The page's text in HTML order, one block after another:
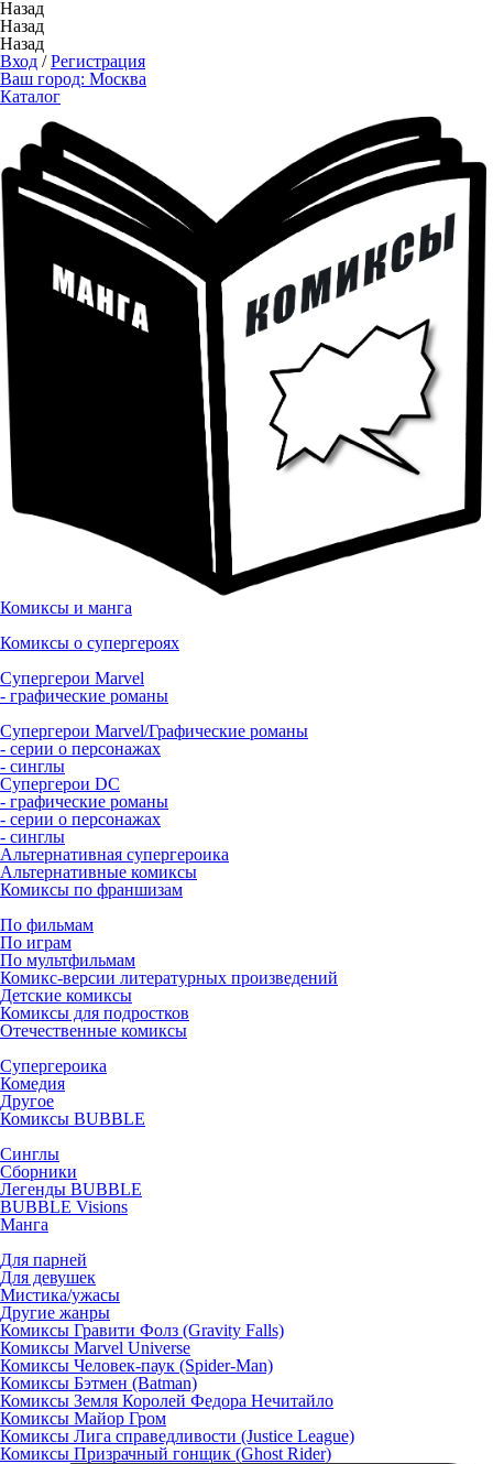
Назад
Назад
Назад
Вход /Регистрация
Ваш город: Москва
Каталог
Комиксы и манга
Комиксы о супергероях
Супергерои Marvel
- графические романы
Супергерои Marvel/Графические романы
- серии о персонажах
- синглы
Супергерои DC
- графические романы
- серии о персонажах
- синглы
Альтернативная супергероика
Альтернативные комиксы
Комиксы по франшизам
По фильмам
По играм
По мультфильмам
Комикс-версии литературных произведений
Детские комиксы
Комиксы для подростков
Отечественные комиксы
Супергероика
Комедия
Другое
Комиксы BUBBLE
Синглы
Сборники
Легенды BUBBLE
BUBBLE Visions
Манга
Для парней
Для девушек
Мистика/ужасы
Другие жанры
Комиксы Гравити Фолз (Gravity Falls)
Комиксы Marvel Universe
Комиксы Человек-паук (Spider-Man)
Комиксы Бэтмен (Batman)
Комиксы Земля Королей Федора Нечитайло
Комиксы Майор Гром
Комиксы Лига справедливости (Justice League)
Комиксы Призрачный гонщик (Ghost Rider)